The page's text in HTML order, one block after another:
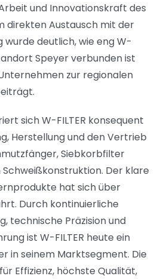
und Innovationskraft des
direkten Austausch mit der
deutlich, wie eng W-
Speyer verbunden ist
zur regionalen
sich W-FILTER konsequent
Herstellung und den Vertrieb
Siebkorbfilter
Der klare
hat sich über
Durch kontinuierliche
technische Präzision und
ist W-FILTER heute ein
in seinem Marktsegment. Die
Effizienz, höchste Qualität,